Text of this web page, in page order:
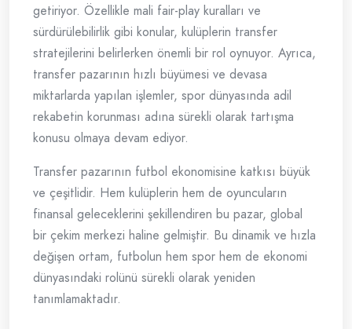
getiriyor. Özellikle mali fair-play kuralları ve
sürdürülebilirlik gibi konular, kulüplerin transfer
stratejilerini belirlerken önemli bir rol oynuyor. Ayrıca,
transfer pazarının hızlı büyümesi ve devasa
miktarlarda yapılan işlemler, spor dünyasında adil
rekabetin korunması adına sürekli olarak tartışma
konusu olmaya devam ediyor.
Transfer pazarının futbol ekonomisine katkısı büyük
ve çeşitlidir. Hem kulüplerin hem de oyuncuların
finansal geleceklerini şekillendiren bu pazar, global
bir çekim merkezi haline gelmiştir. Bu dinamik ve hızla
değişen ortam, futbolun hem spor hem de ekonomi
dünyasındaki rolünü sürekli olarak yeniden
tanımlamaktadır.